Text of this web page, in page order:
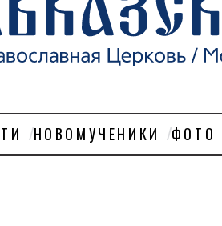
НОВОМУЧЕНИКИ ФОТО